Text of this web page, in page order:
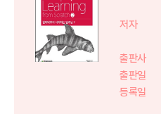
저자
출판사
출판일
등록일